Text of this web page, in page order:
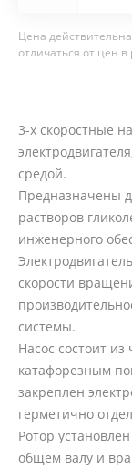
Цена
отличаться от цен
3-х скоростные
средой.
Предназначены
растворов
инженерного
скорости
системы.
Насос состоит из
катафорезным
закреплен
герметично
Ротор
общем валу и